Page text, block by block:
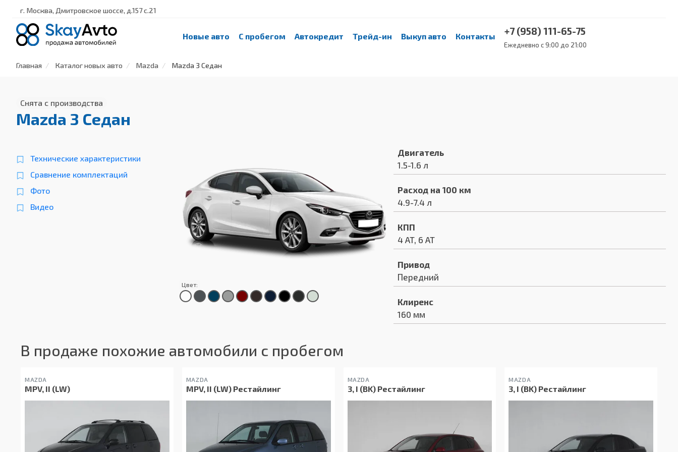
г. Москва, Дмитровское шоссе, д.157 с.21
Новые авто С пробегом Автокредит Трейд-ин Выкуп авто Контакты +7 (958) 111-65-75
Ежедневно с 9:00 до 21:00
Главная Каталог новых авто Mazda Mazda 3 Седан
Снята с производства
Mazda 3 Седан
Технические характеристики
Сравнение комплектаций
Фото
Видео
Цвет:
Двигатель
1.5-1.6 л
Расход на 100 км
4.9-7.4 л
КПП
4 AT, 6 AT
Привод
Передний
Клиренс
160 мм
В продаже похожие автомобили с пробегом
MAZDA
MPV, II (LW)
MAZDA
MPV, II (LW) Рестайлинг
MAZDA
3, I (BK) Рестайлинг
MAZDA
3, I (BK) Рестайлинг